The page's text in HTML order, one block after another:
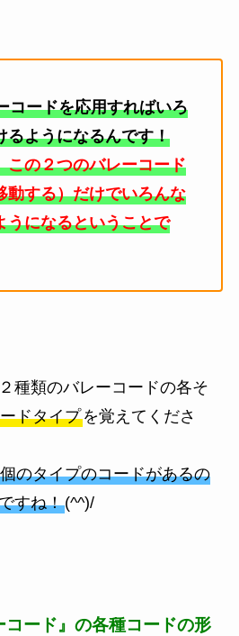
コードを応用すればいろ
るようになるんです！
この２つのバレーコード
動する）だけでいろんな
うになるということで
種類のバレーコードの各そ
ドタイプを覚えてくださ
のタイプのコードがあるの
すね！(^^)/
コード』 の各種コードの形